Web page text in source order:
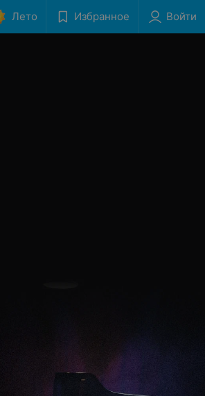
Лето Избранное Войти